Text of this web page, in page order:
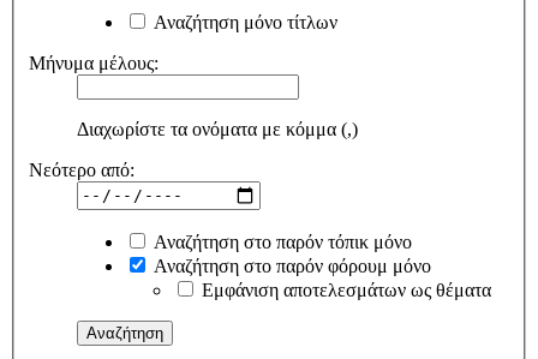
Αναζήτηση μόνο τίτλων
Μήνυμα μέλους:
Διαχωρίστε τα ονόματα με κόμμα (,)
Νεότερο από:
Αναζήτηση στο παρόν τόπικ μόνο
Αναζήτηση στο παρόν φόρουμ μόνο
Εμφάνιση αποτελεσμάτων ως θέματα